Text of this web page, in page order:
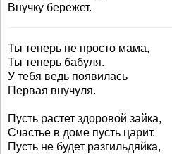
Внучку бережет.
Ты теперь не просто мама,
Ты теперь бабуля.
У тебя ведь появилась
Первая внучуля.
Пусть растет здоровой зайка,
Счастье в доме пусть царит.
Пусть не будет разгильдяйка,